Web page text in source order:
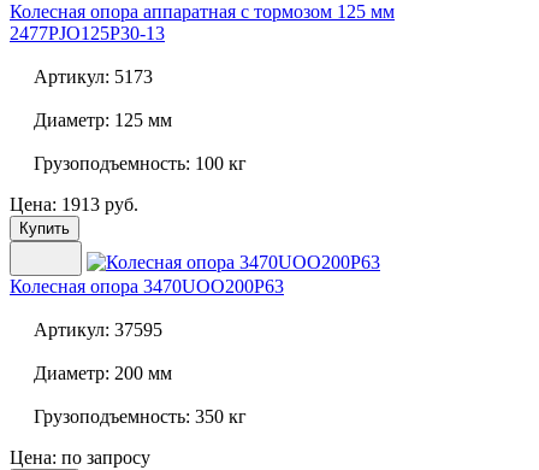
Колесная опора аппаратная с тормозом 125 мм
2477PJO125P30-13
Артикул: 5173
Диаметр: 125 мм
Грузоподъемность: 100 кг
Цена: 1913 руб.
Купить
Колесная опора 3470UOO200P63
Артикул: 37595
Диаметр: 200 мм
Грузоподъемность: 350 кг
Цена: по запросу